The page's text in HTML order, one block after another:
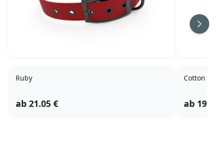
Ruby
ab 21.05 €
Cotton
ab 19.85